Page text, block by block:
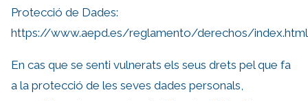
Protecció de Dades:
https://www.aepd.es/reglamento/derechos/
En cas que se senti vulnerats els seus drets pel que fa
a la protecció de les seves dades personals,